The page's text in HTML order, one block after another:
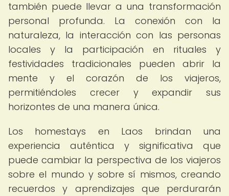
también puede llevar a una transformación
personal profunda. La conexión con la
naturaleza, la interacción con las personas
locales y la participación en rituales y
festividades tradicionales pueden abrir la
mente y el corazón de los viajeros,
permitiéndoles crecer y expandir sus
horizontes de una manera única.
Los homestays en Laos brindan una
experiencia auténtica y significativa que
puede cambiar la perspectiva de los viajeros
sobre el mundo y sobre sí mismos, creando
recuerdos y aprendizajes que perdurarán